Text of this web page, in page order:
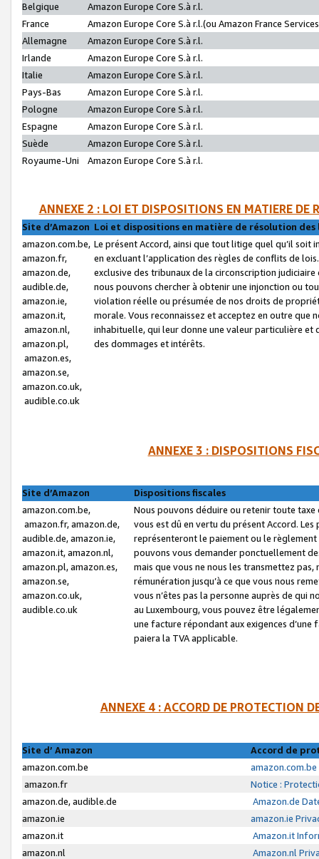
Belgique
Amazon Europe Core S.à r.l.
France
Amazon Europe Core S.à r.l.(ou Amazon France
Allemagne
Amazon Europe Core S.à r.l.
Irlande
Amazon Europe Core S.à r.l.
Italie
Amazon Europe Core S.à r.l.
Pays-Bas
Amazon Europe Core S.à r.l.
Pologne
Amazon Europe Core S.à r.l.
Espagne
Amazon Europe Core S.à r.l.
Suède
Amazon Europe Core S.à r.l.
Royaume-Uni
Amazon Europe Core S.à r.l.
ANNEXE 2 : LOI ET DISPOSITIONS EN MATIERE DE
Site d’Amazon Loi et dispositions en matière de résolution
amazon.com.be,
amazon.fr,
amazon.de,
audible.de,
amazon.ie,
amazon.it,
amazon.nl,
amazon.pl,
amazon.es,
amazon.se,
amazon.co.uk,
audible.co.uk
Le présent Accord, ainsi que tout litige quel qu’il soit
en excluant l’application des règles de conflits de
exclusive des tribunaux de la circonscription
nous pouvons chercher à obtenir une injonction ou
violation réelle ou présumée de nos droits de
morale. Vous reconnaissez et acceptez en outre que
inhabituelle, qui leur donne une valeur particulière
des dommages et intérêts.
ANNEXE 3 : DISPOSITIONS
Site d’Amazon
Dispositions fiscales
amazon.com.be,
amazon.fr, amazon.de,
audible.de, amazon.ie,
amazon.it, amazon.nl,
amazon.pl, amazon.es,
amazon.se,
amazon.co.uk,
audible.co.uk
Nous pouvons déduire ou retenir toute
vous est dû en vertu du présent Accord.
représenteront le paiement ou le
pouvons vous demander ponctuellement
mais que vous ne nous les transmettez
rémunération jusqu’à ce que vous nous
vous n’êtes pas la personne auprès de qui
au Luxembourg, vous pouvez être
une facture répondant aux exigences
paiera la TVA applicable.
ANNEXE 4 : ACCORD DE PROTECTION
Site d’ Amazon
Accord de
amazon.com.be
amazon.fr
Notice :
amazon.de, audible.de
Amazon.de
amazon.ie
amazon.ie
amazon.it
Amazon.it
amazon.nl
Amazon.nl